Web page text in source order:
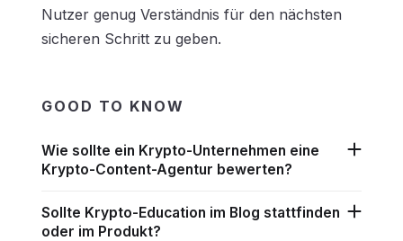
Nutzer genug Verständnis für den nächsten
sicheren Schritt zu geben.
GOOD TO KNOW
Wie sollte ein Krypto-Unternehmen eine
Krypto-Content-Agentur bewerten?
Sollte Krypto-Education im Blog stattfinden
oder im Produkt?